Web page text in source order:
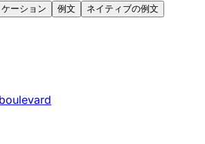
ーション 例文 ネイティブの例文
boulevard